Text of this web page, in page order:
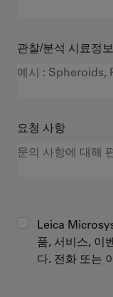
관찰/분석 시료정보
요청 사항
Leica
품, 서비스, 이
다. 전화 또는